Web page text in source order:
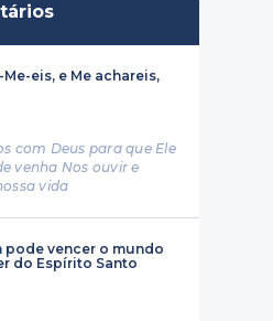
Me-eis, e Me achareis,
com Deus para que Ele
venha Nos ouvir e
vida
pode vencer o mundo
do Espírito Santo